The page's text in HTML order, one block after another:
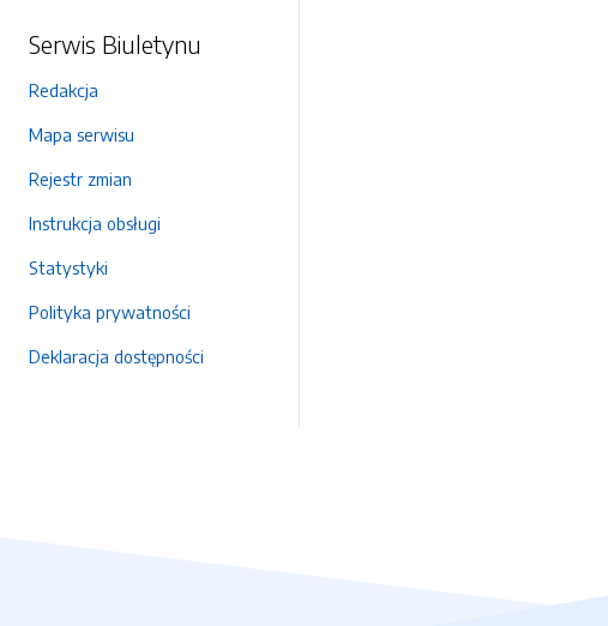
Serwis Biuletynu
Redakcja
Mapa serwisu
Rejestr zmian
Instrukcja obsługi
Statystyki
Polityka prywatności
Deklaracja dostępności